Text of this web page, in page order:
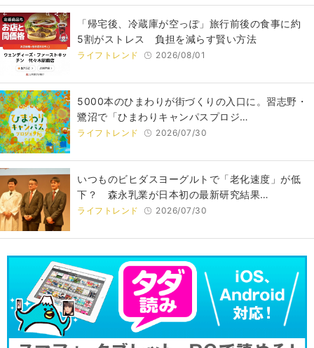
「帰宅後、冷蔵庫が空っぽ」旅行前後の食事に約
5割がストレス 負担を減らす賢い方法
ライフトレンド 2026/08/01
5000本のひまわりが街づくりの入口に。習志野・
鷺沼で「ひまわりキャンパスプロジ…
ライフトレンド 2026/07/30
いつものビヒダスヨーグルトで「老化速度」が低
下？ 森永乳業が日本初の最新研究結果…
ライフトレンド 2026/07/30